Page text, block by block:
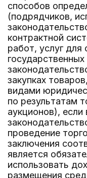
способов
(подрядчиков,
контрактной
работ, услуг для
закупках
видами
по результатам
аукционов), если
проведение
заключения
является
использовать
размещения